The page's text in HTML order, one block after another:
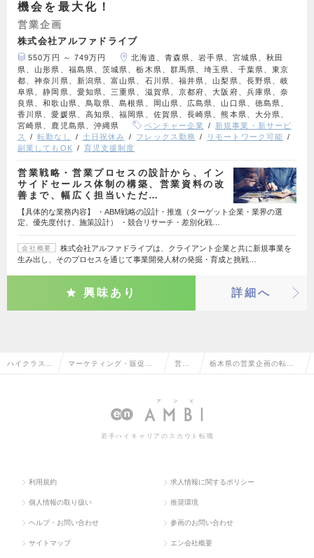
機会を最大化！
営業企画
株式会社アルファドライブ
550万円 ～ 749万円
北海道、青森県、岩手県、宮城県、秋田
県、山形県、福島県、茨城県、栃木県、群馬県、埼玉県、千葉県、東京
都、神奈川県、新潟県、富山県、石川県、福井県、山梨県、長野県、岐
阜県、静岡県、愛知県、三重県、滋賀県、京都府、大阪府、兵庫県、奈
良県、和歌山県、鳥取県、島根県、岡山県、広島県、山口県、徳島県、
香川県、愛媛県、高知県、福岡県、佐賀県、長崎県、熊本県、大分県、
宮崎県、鹿児島県、沖縄県
ベンチャー企業
新規事業・新サービ
ス
転勤なし 土日祝休み フレックス勤務
リモートワーク可能
副業してもOK
育児支援制度
営業戦略・営業プロセスの設計から、イン
サイドセールス体制の構築、営業資料の改
善まで、幅広く担当いただ…
【具体的な業務内容】 ・ABM戦略の設計・推進（ターゲット企業・業界の選
定、優先度付け、施策設計） ・競合リサーチ・差別化戦…
会社概要
株式会社アルファドライブは、クライアント企業と共に新規事業を
生み出し、そのプロセスを通じて事業開発人材の発掘・育成と挑戦…
興味あり 詳細へ
ハイクラス求 マーケティング・販促企 営業 栃木県の営業企画の転
若手ハイキャリアのスカウト転職
利用規約 求人情報に関するポリシー
個人情報の取り扱い 推奨環境
ヘルプ・お問い合わせ 参画のお問い合わせ
サイトマップ エン会社概要